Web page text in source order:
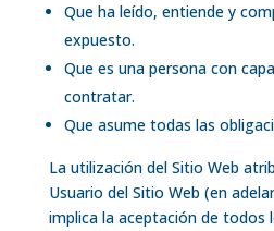
Que ha leído, entiende y
expuesto.
Que es una persona con
contratar.
Que asume todas las
La utilización del Sitio Web
Usuario del Sitio Web (en
implica la aceptación de todos